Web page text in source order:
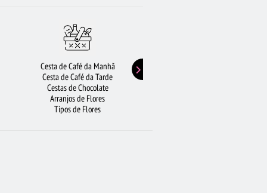
Cesta de Café da Manhã
Cesta de Café da Tarde
Cestas de Chocolate
Arranjos de Flores
Tipos de Flores